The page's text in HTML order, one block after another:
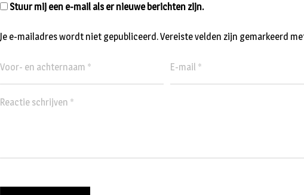
Je e-mailadres wordt niet gepubliceerd.Vereiste velden zijn gemarkeerd
Stuur mij een e-mail als er nieuwe berichten zijn.